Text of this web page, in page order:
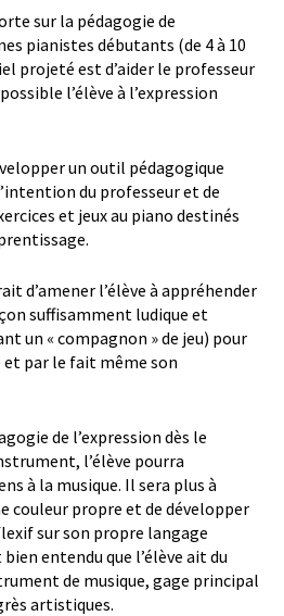
sur la pédagogie de
pianistes débutants (de 4 à 10
projeté est d’aider le professeur
l’élève à l’expression
un outil pédagogique
du professeur et de
et jeux au piano destinés
d’amener l’élève à appréhender
suffisamment ludique et
un « compagnon » de jeu) pour
par le fait même son
de l’expression dès le
l’élève pourra
à la musique. Il sera plus à
couleur propre et de développer
sur son propre langage
entendu que l’élève ait du
de musique, gage principal
artistiques.